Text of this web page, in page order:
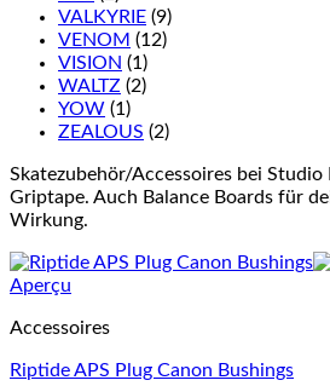
VALKYRIE (9)
VENOM (12)
VISION (1)
WALTZ (2)
YOW (1)
ZEALOUS (2)
Skatezubehör/Accessoires bei
Griptape. Auch Balance Boards für
Wirkung.
Aperçu
Accessoires
Riptide APS Plug Canon Bushings